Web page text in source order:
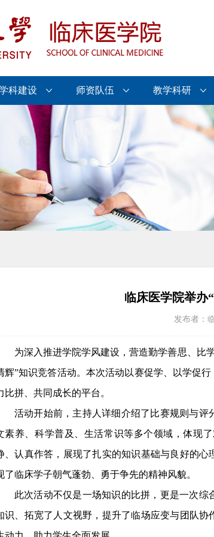
科建设 师资队伍 教学科研
临床医学院举办
发布者：
为深入推进学院学风建设，营造勤学善思、比
辉”知识竞答活动。 本次活动以赛促学、以学促
比拼、共同成长的平台 。
活动开始前，主持人详细介绍了比赛规则与
素养、科学普及、生活常识等多个领域，体现
、认真作答，展现了扎实的知识基础与良好的
了临床学子朝气蓬勃、勇于争先的精神风貌。
此次活动不仅是一场知识的比拼，更是一次
识、拓宽了人文视野，提升了临场应变与团队协